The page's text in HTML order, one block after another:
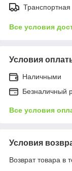
Все условия
Условия
Наличными
Безналичный
Все условия
Условия
Возврат товара в